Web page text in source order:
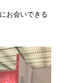
お会いできる